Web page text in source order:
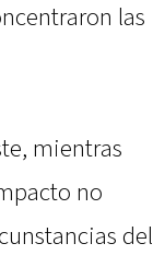
las
mientras
no
del